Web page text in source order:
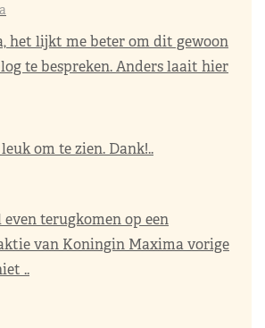
het lijkt me beter om dit gewoon
te bespreken. Anders laait hier
om te zien. Dank!..
terugkomen op een
van Koningin Maxima vorige
..